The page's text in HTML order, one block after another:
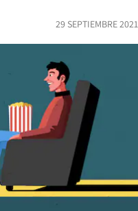
29 SEPTIEMBRE 2021